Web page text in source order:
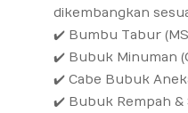
dikembangkan
✔️ Bumbu Tabur
✔️ Bubuk Minuman
✔️ Cabe Bubuk
✔️ Bubuk Rempah &